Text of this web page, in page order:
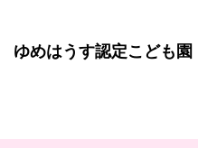
ゆめはうす認定こども園